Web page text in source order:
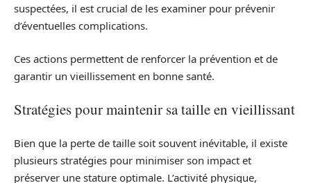
suspectées, il est crucial de les examiner pour prévenir
d’éventuelles complications.
Ces actions permettent de renforcer la prévention et de
garantir un vieillissement en bonne santé.
Stratégies pour maintenir sa taille en vieillissant
Bien que la perte de taille soit souvent inévitable, il existe
plusieurs stratégies pour minimiser son impact et
préserver une stature optimale. L’activité physique,